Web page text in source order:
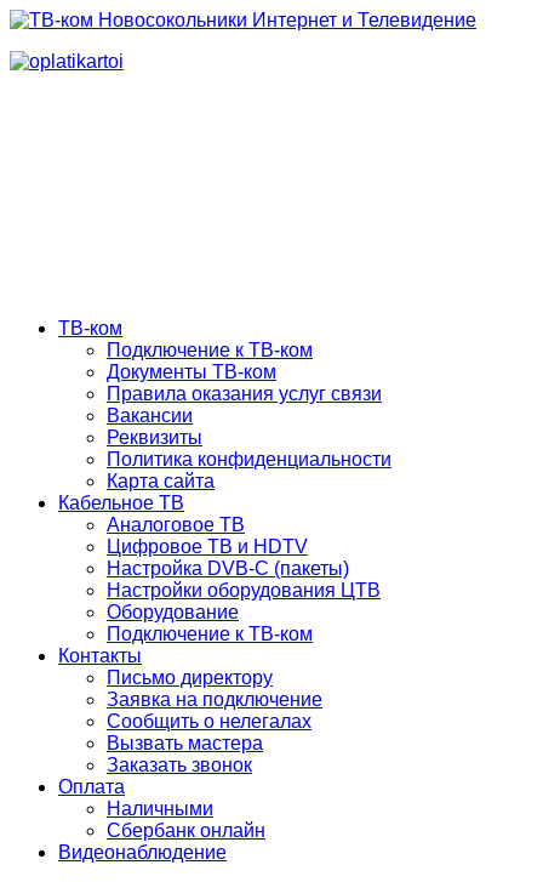
ТВ-ком
Подключение к ТВ-ком
Документы ТВ-ком
Правила оказания услуг связи
Вакансии
Реквизиты
Политика конфиденциальности
Карта сайта
Кабельное ТВ
Аналоговое ТВ
Цифровое ТВ и HDTV
Настройка DVB-C (пакеты)
Настройки оборудования ЦТВ
Оборудование
Подключение к ТВ-ком
Контакты
Письмо директору
Заявка на подключение
Сообщить о нелегалах
Вызвать мастера
Заказать звонок
Оплата
Наличными
Сбербанк онлайн
Видеонаблюдение